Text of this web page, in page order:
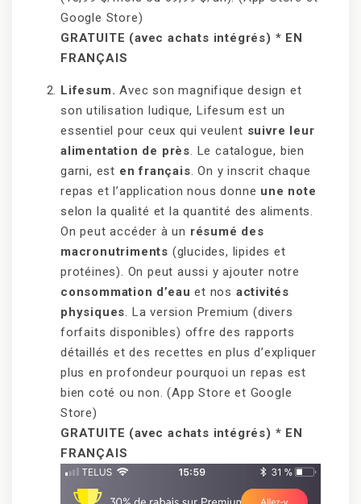
Google Store)
GRATUITE (avec achats intégrés) * EN
FRANÇAIS
Lifesum. Avec son magnifique design et
son utilisation ludique, Lifesum est un
essentiel pour ceux qui veulent suivre leur
alimentation de près. Le catalogue, bien
garni, est en français. On y inscrit chaque
repas et l’application nous donne une note
selon la qualité et la quantité des aliments.
On peut accéder à un résumé des
macronutriments (glucides, lipides et
protéines). On peut aussi y ajouter notre
consommation d’eau et nos activités
physiques. La version Premium (divers
forfaits disponibles) offre des rapports
détaillés et des recettes en plus d’expliquer
plus en profondeur pourquoi un repas est
bien coté ou non. (App Store et Google
Store)
GRATUITE (avec achats intégrés) * EN
FRANÇAIS